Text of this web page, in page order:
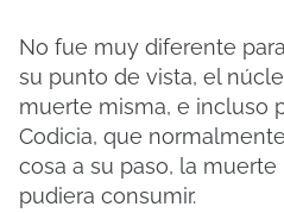
No fue muy diferente
su punto de vista, el
muerte misma, e incluso
Codicia, que
cosa a su paso, la
pudiera consumir.